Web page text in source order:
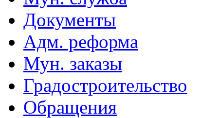
Документы
Адм. реформа
Мун. заказы
Градостроительство
Обращения